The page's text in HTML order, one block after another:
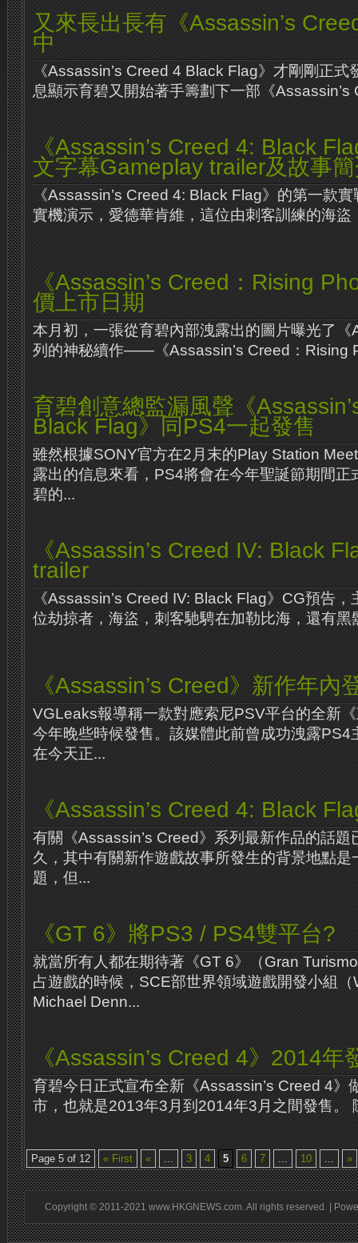
又來長出長有《Assassin’s
中
《Assassin’s Creed 4 Black Flag》才剛剛正
息顯示育碧又開始著手籌劃下一部《Assassin’s
《Assassin’s Creed 4: Black
文字幕Gameplay trailer及故事
《Assassin’s Creed 4: Black Flag》的第一款
實機演示，愛德華肯維，這位由刺客訓練的海盜
《Assassin’s Creed：Rising
價上市日期
本月初，一張從育碧內部洩露出的圖片曝光了《
列的神秘續作——《Assassin’s Creed：Rising
育碧創意總監漏風聲《
Black Flag》同PS4一起發售
雖然根據SONY官方在2月末的Play Station
露出的信息來看，PS4將會在今年聖誕節期間正
碧的...
《Assassin’s Creed IV: Black
trailer
《Assassin’s Creed IV: Black Flag》CG預告
位劫掠者，海盜，刺客馳騁在加勒比海，還有黑
《Assassin’s Creed》新作年內
VGLeaks報導稱一款對應索尼PSV平台的全新
今年晚些時候發售。該媒體此前曾成功洩露PS4
在今天正...
《Assassin’s Creed 4: Black
有關《Assassin’s Creed》系列最新作品的話題
久，其中有關新作遊戲故事所發生的背景地點是
題，但...
《GT 6》將PS3 / PS4雙平台?
就當所有人都在期待著《GT 6》（Gran
占遊戲的時候，SCE部世界領域遊戲開發小組
Michael Denn...
《Assassin’s Creed 4》2014年
育碧今日正式宣布全新《Assassin’s Creed 4》
市，也就是2013年3月到2014年3月之間發售。
Page 5 of 12 « First « ... 3 4 5 6 7 ... 10 ... »
Copyright © 2011-2021 www.HKGNEWS.com. All rights reserved. |